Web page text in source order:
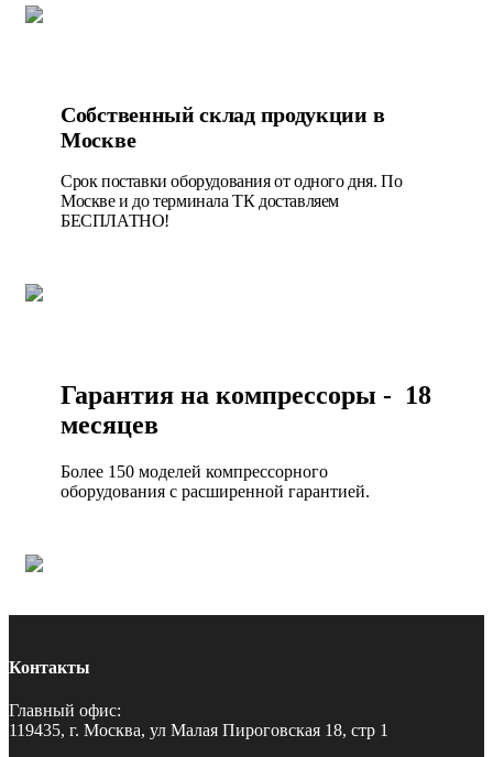
Собственный склад продукции в
Москве
Срок поставки оборудования от одного дня. По
Москве и до терминала ТК доставляем
БЕСПЛАТНО!
Гарантия на компрессоры - 18
месяцев
Более 150 моделей компрессорного
оборудования с расширенной гарантией.
Контакты
Главный офис:
119435, г. Москва, ул Малая Пироговская 18, стр 1